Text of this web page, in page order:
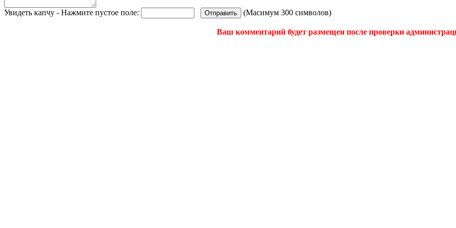
Увидеть капчу - Нажмите пустое поле: (Масимум 300 символов)
Ваш комментарий будет размещен после проверки